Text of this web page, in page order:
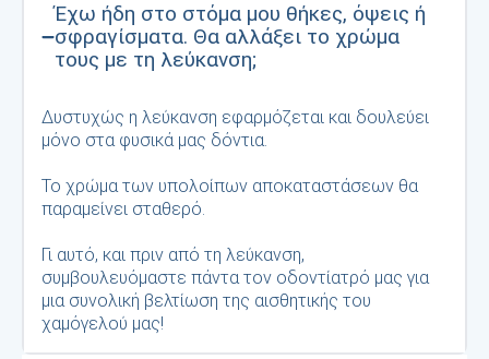
Έχω ήδη στο στόμα μου θήκες, όψεις ή
σφραγίσματα. Θα αλλάξει το χρώμα
τους με τη λεύκανση;
Δυστυχώς η λεύκανση εφαρμόζεται και δουλεύει
μόνο στα φυσικά μας δόντια.
Το χρώμα των υπολοίπων αποκαταστάσεων θα
παραμείνει σταθερό.
Γι αυτό, και πριν από τη λεύκανση,
συμβουλευόμαστε πάντα τον οδοντίατρό μας για
μια συνολική βελτίωση της αισθητικής του
χαμόγελού μας!